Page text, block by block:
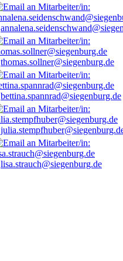
thomas.sollner@siegenburg.de
bettina.spannrad@siegenburg.de
lisa.strauch@siegenburg.de